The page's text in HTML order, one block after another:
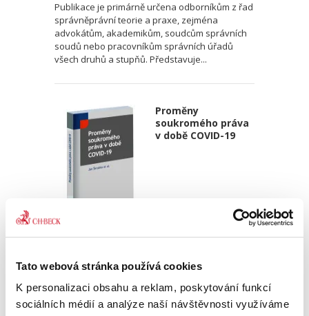
Tato webová stránka používá cookies
K personalizaci obsahu a reklam, poskytování funkcí
sociálních médií a analýze naší návštěvnosti využíváme
Publikace je primárně určena odborníkům z řad
správněprávní teorie a praxe, zejména
advokátům, akademikům, soudcům správních
soudů nebo pracovníkům správních úřadů
všech druhů a stupňů. Představuje...
Proměny
soukromého práva
v době COVID-19
Jan Škrabka,a kol.
490,00 Kč
Monografie Proměny soukromého práva v
době COVID-19 se zabývá vybranými změnami